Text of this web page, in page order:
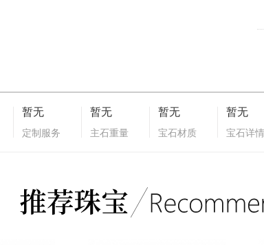
暂无
定制服务
暂无
主石重量
暂无
宝石材质
暂无
宝石详情